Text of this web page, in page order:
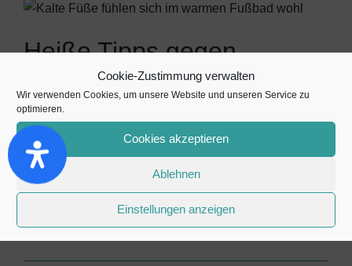
Cookie-Zustimmung verwalten
Wir verwenden Cookies, um unsere Website und unseren Service zu
optimieren.
Cookies akzeptieren
Ablehnen
Einstellungen anzeigen
Heiße Tipps gegen
Eisfüße
Es ist nochmal richtig kalt geworden in der letzten
Woche. Kälte, Eis und Schnee oder einfach nur
feuchtes Winterwetter -- die frostige Jahreszeit ist
besonders für die Füße kein Vergnügen. Denn sind